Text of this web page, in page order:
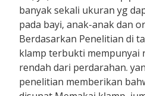
banyak sekali ukuran yg
pada bayi, anak-anak dan
Berdasarkan Penelitian di
klamp terbukti mempunyai
rendah dari perdarahan.
penelitian memberikan